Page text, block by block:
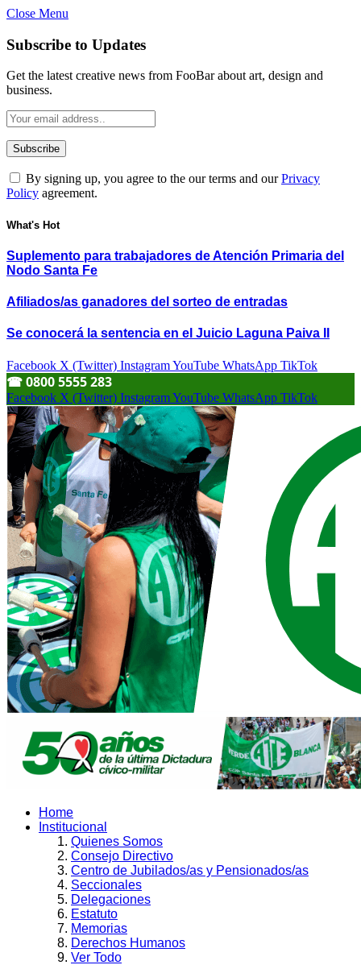
Close Menu
Subscribe to Updates
Get the latest creative news from FooBar about art, design and
business.
By signing up, you agree to the our terms and ourPrivacy
Policy agreement.
What's Hot
Suplemento para trabajadores de Atención Primaria del
Nodo Santa Fe
Afiliados/as ganadores del sorteo de entradas
Se conocerá la sentencia en el Juicio Laguna Paiva II
Facebook X (Twitter) InstagramYouTube WhatsApp TikTok
☎︎ 0800 5555 283
Facebook X (Twitter) InstagramYouTube WhatsApp TikTok
Home
Institucional
Quienes Somos
Consejo Directivo
Centro de Jubilados/as y Pensionados/as
Seccionales
Delegaciones
Estatuto
Memorias
Derechos Humanos
Ver Todo